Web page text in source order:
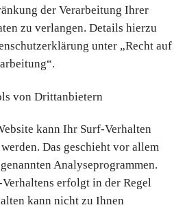
der Verarbeitung Ihrer
zu verlangen. Details hierzu
unter „Recht auf
von Drittanbietern
kann Ihr Surf-Verhalten
Das geschieht vor allem
Analyseprogrammen.
erfolgt in der Regel
kann nicht zu Ihnen